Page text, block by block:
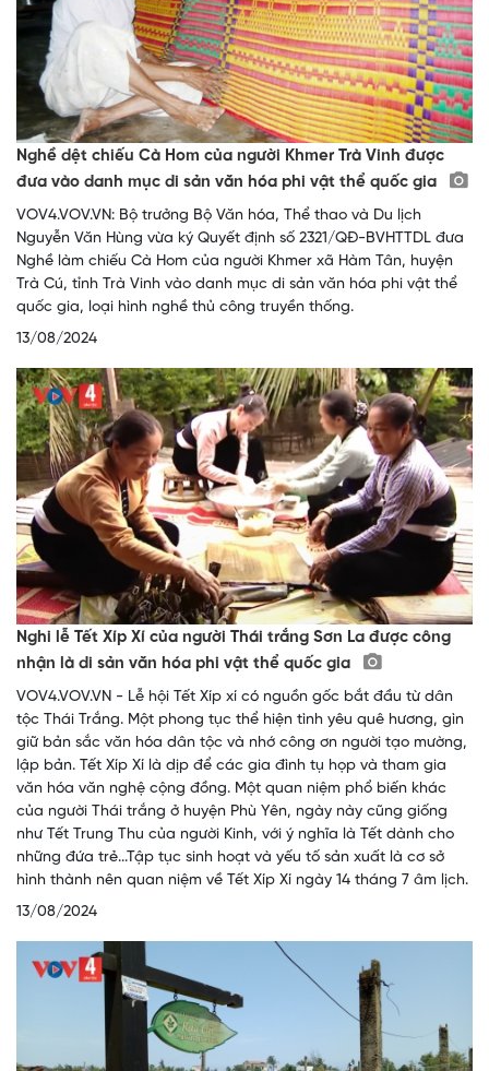
Nghề dệt chiếu Cà Hom của người Khmer Trà Vinh được
đưa vào danh mục di sản văn hóa phi vật thể quốc gia
VOV4.VOV.VN: Bộ trưởng Bộ Văn hóa, Thể thao và Du lịch
Nguyễn Văn Hùng vừa ký Quyết định số 2321/QĐ-BVHTTDL đưa
Nghề làm chiếu Cà Hom của người Khmer xã Hàm Tân, huyện
Trà Cú, tỉnh Trà Vinh vào danh mục di sản văn hóa phi vật thể
quốc gia, loại hình nghề thủ công truyền thống.
13/08/2024
Nghi lễ Tết Xíp Xí của người Thái trắng Sơn La được công
nhận là di sản văn hóa phi vật thể quốc gia
VOV4.VOV.VN - Lễ hội Tết Xíp xí có nguồn gốc bắt đầu từ dân
tộc Thái Trắng. Một phong tục thể hiện tình yêu quê hương, gìn
giữ bản sắc văn hóa dân tộc và nhớ công ơn người tạo mường,
lập bản. Tết Xíp Xí là dịp để các gia đình tụ họp và tham gia
văn hóa văn nghệ cộng đồng. Một quan niệm phổ biến khác
của người Thái trắng ở huyện Phù Yên, ngày này cũng giống
như Tết Trung Thu của người Kinh, với ý nghĩa là Tết dành cho
những đứa trẻ...Tập tục sinh hoạt và yếu tố sản xuất là cơ sở
hình thành nên quan niệm về Tết Xíp Xí ngày 14 tháng 7 âm lịch.
13/08/2024